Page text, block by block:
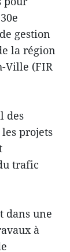
gestion
la région
Ville (FIR
des
projets
trafic
dans une
à